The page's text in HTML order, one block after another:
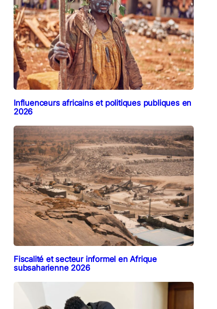
Influenceurs africains et politiques publiques en
2026
Fiscalité et secteur informel en Afrique
subsaharienne 2026